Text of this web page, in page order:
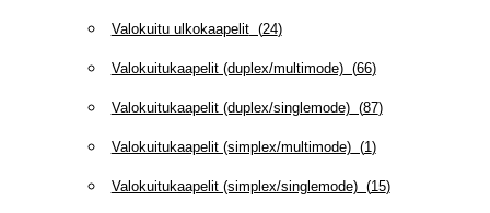
Valokuitu ulkokaapelit(24)
Valokuitukaapelit (duplex/multimode)(66)
Valokuitukaapelit (duplex/singlemode)(87)
Valokuitukaapelit (simplex/multimode)(1)
Valokuitukaapelit (simplex/singlemode)(15)